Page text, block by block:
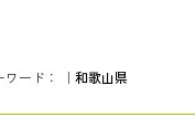
ワード： 和歌山県